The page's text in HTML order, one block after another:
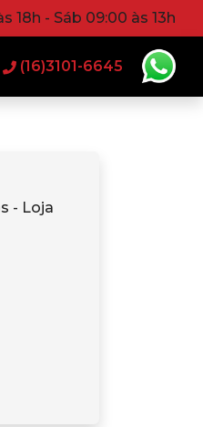
18h - Sáb 09:00 às 13h
(16)3101-6645
- Loja